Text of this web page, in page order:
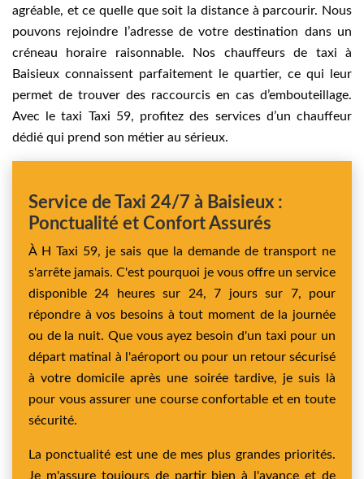
agréable, et ce quelle que soit la distance à parcourir. Nous
pouvons rejoindre l’adresse de votre destination dans un
créneau horaire raisonnable. Nos chauffeurs de taxi à
Baisieux connaissent parfaitement le quartier, ce qui leur
permet de trouver des raccourcis en cas d’embouteillage.
Avec le taxi Taxi 59, profitez des services d’un chauffeur
dédié qui prend son métier au sérieux.
Service de Taxi 24/7 à Baisieux :
Ponctualité et Confort Assurés
À H Taxi 59, je sais que la demande de transport ne
s'arrête jamais. C'est pourquoi je vous offre un service
disponible 24 heures sur 24, 7 jours sur 7, pour
répondre à vos besoins à tout moment de la journée
ou de la nuit. Que vous ayez besoin d'un taxi pour un
départ matinal à l'aéroport ou pour un retour sécurisé
à votre domicile après une soirée tardive, je suis là
pour vous assurer une course confortable et en toute
sécurité.
La ponctualité est une de mes plus grandes priorités.
Je m'assure toujours de partir bien à l'avance et de